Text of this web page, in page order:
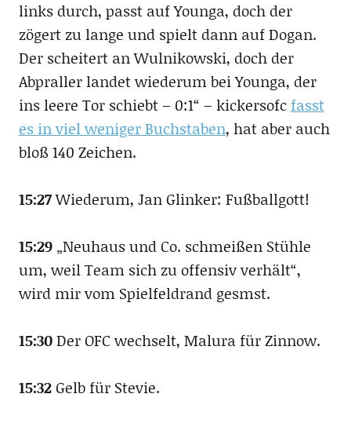
links durch, passt auf Younga, doch der
zögert zu lange und spielt dann auf Dogan.
Der scheitert an Wulnikowski, doch der
Abpraller landet wiederum bei Younga, der
ins leere Tor schiebt – 0:1“ – kickersofc fasst
es in viel weniger Buchstaben, hat aber auch
bloß 140 Zeichen.
15:27Wiederum, Jan Glinker: Fußballgott!
15:29„Neuhaus und Co. schmeißen Stühle
um, weil Team sich zu offensiv verhält“,
wird mir vom Spielfeldrand gesmst.
15:30Der OFC wechselt, Malura für Zinnow.
15:32Gelb für Stevie.